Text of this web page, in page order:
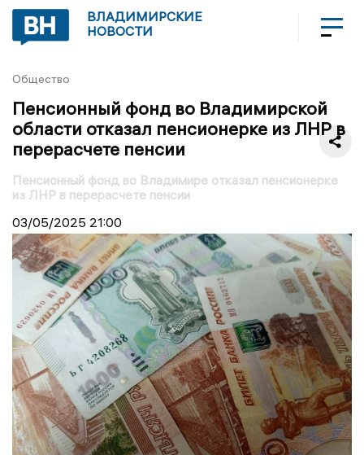
ВЛАДИМИРСКИЕ
НОВОСТИ
Общество
Пенсионный фонд во Владимирской
области отказал пенсионерке из ЛНР в
перерасчете пенсии
Пенсионный фонд во Владимире отказал пенсионерке
из ЛНР в перерасчете пенсии
03/05/2025 21:00